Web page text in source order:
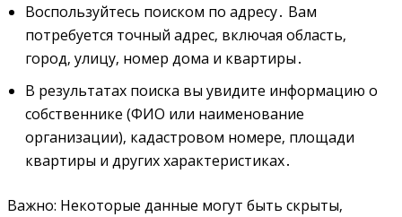
Воспользуйтесь поиском по адресу․ Вам
потребуется точный адрес‚ включая область‚
город‚ улицу‚ номер дома и квартиры․
В результатах поиска вы увидите информацию о
собственнике (ФИО или наименование
организации)‚ кадастровом номере‚ площади
квартиры и других характеристиках․
Важно: Некоторые данные могут быть скрыты‚